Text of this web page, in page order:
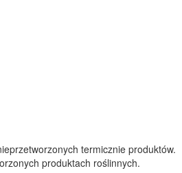
termicznie produktów.
produktach roślinnych.